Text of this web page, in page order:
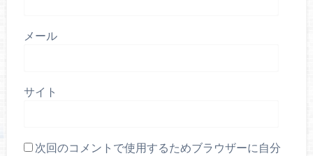
メール
サイト
次回のコメントで使用するためブラウザーに自分